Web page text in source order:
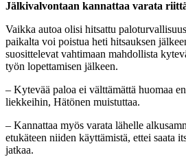
Jälkivalvontaan kannattaa varata
Vaikka autoa olisi hitsattu
paikalta voi poistua heti hitsauksen
suosittelevat vahtimaan mahdollista
työn lopettamisen jälkeen.
– Kytevää paloa ei välttämättä huomaa
liekkeihin, Hätönen muistuttaa.
– Kannattaa myös varata lähelle
etukäteen niiden käyttämistä, ettei saata
jatkaa.